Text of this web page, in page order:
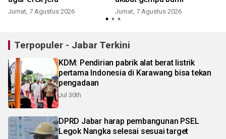
Jumat, 7 Agustus 2026 Jumat, 7 Agustus 2026
Terpopuler - Jabar Terkini
KDM: Pendirian pabrik alat berat listrik
pertama Indonesia di Karawang bisa tekan
pengadaan
Jul 30th
DPRD Jabar harap pembangunan PSEL
Legok Nangka selesai sesuai target